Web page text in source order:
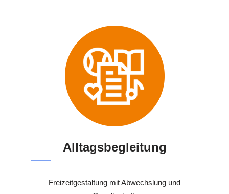
Alltagsbegleitung
Freizeitgestaltung mit Abwechslung und